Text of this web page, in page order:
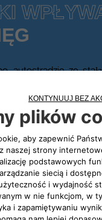
autostradzie ze
Tymczasem przy
może zostać
i gładkie
korzystanie z
na
jak i
zasięg nawet do